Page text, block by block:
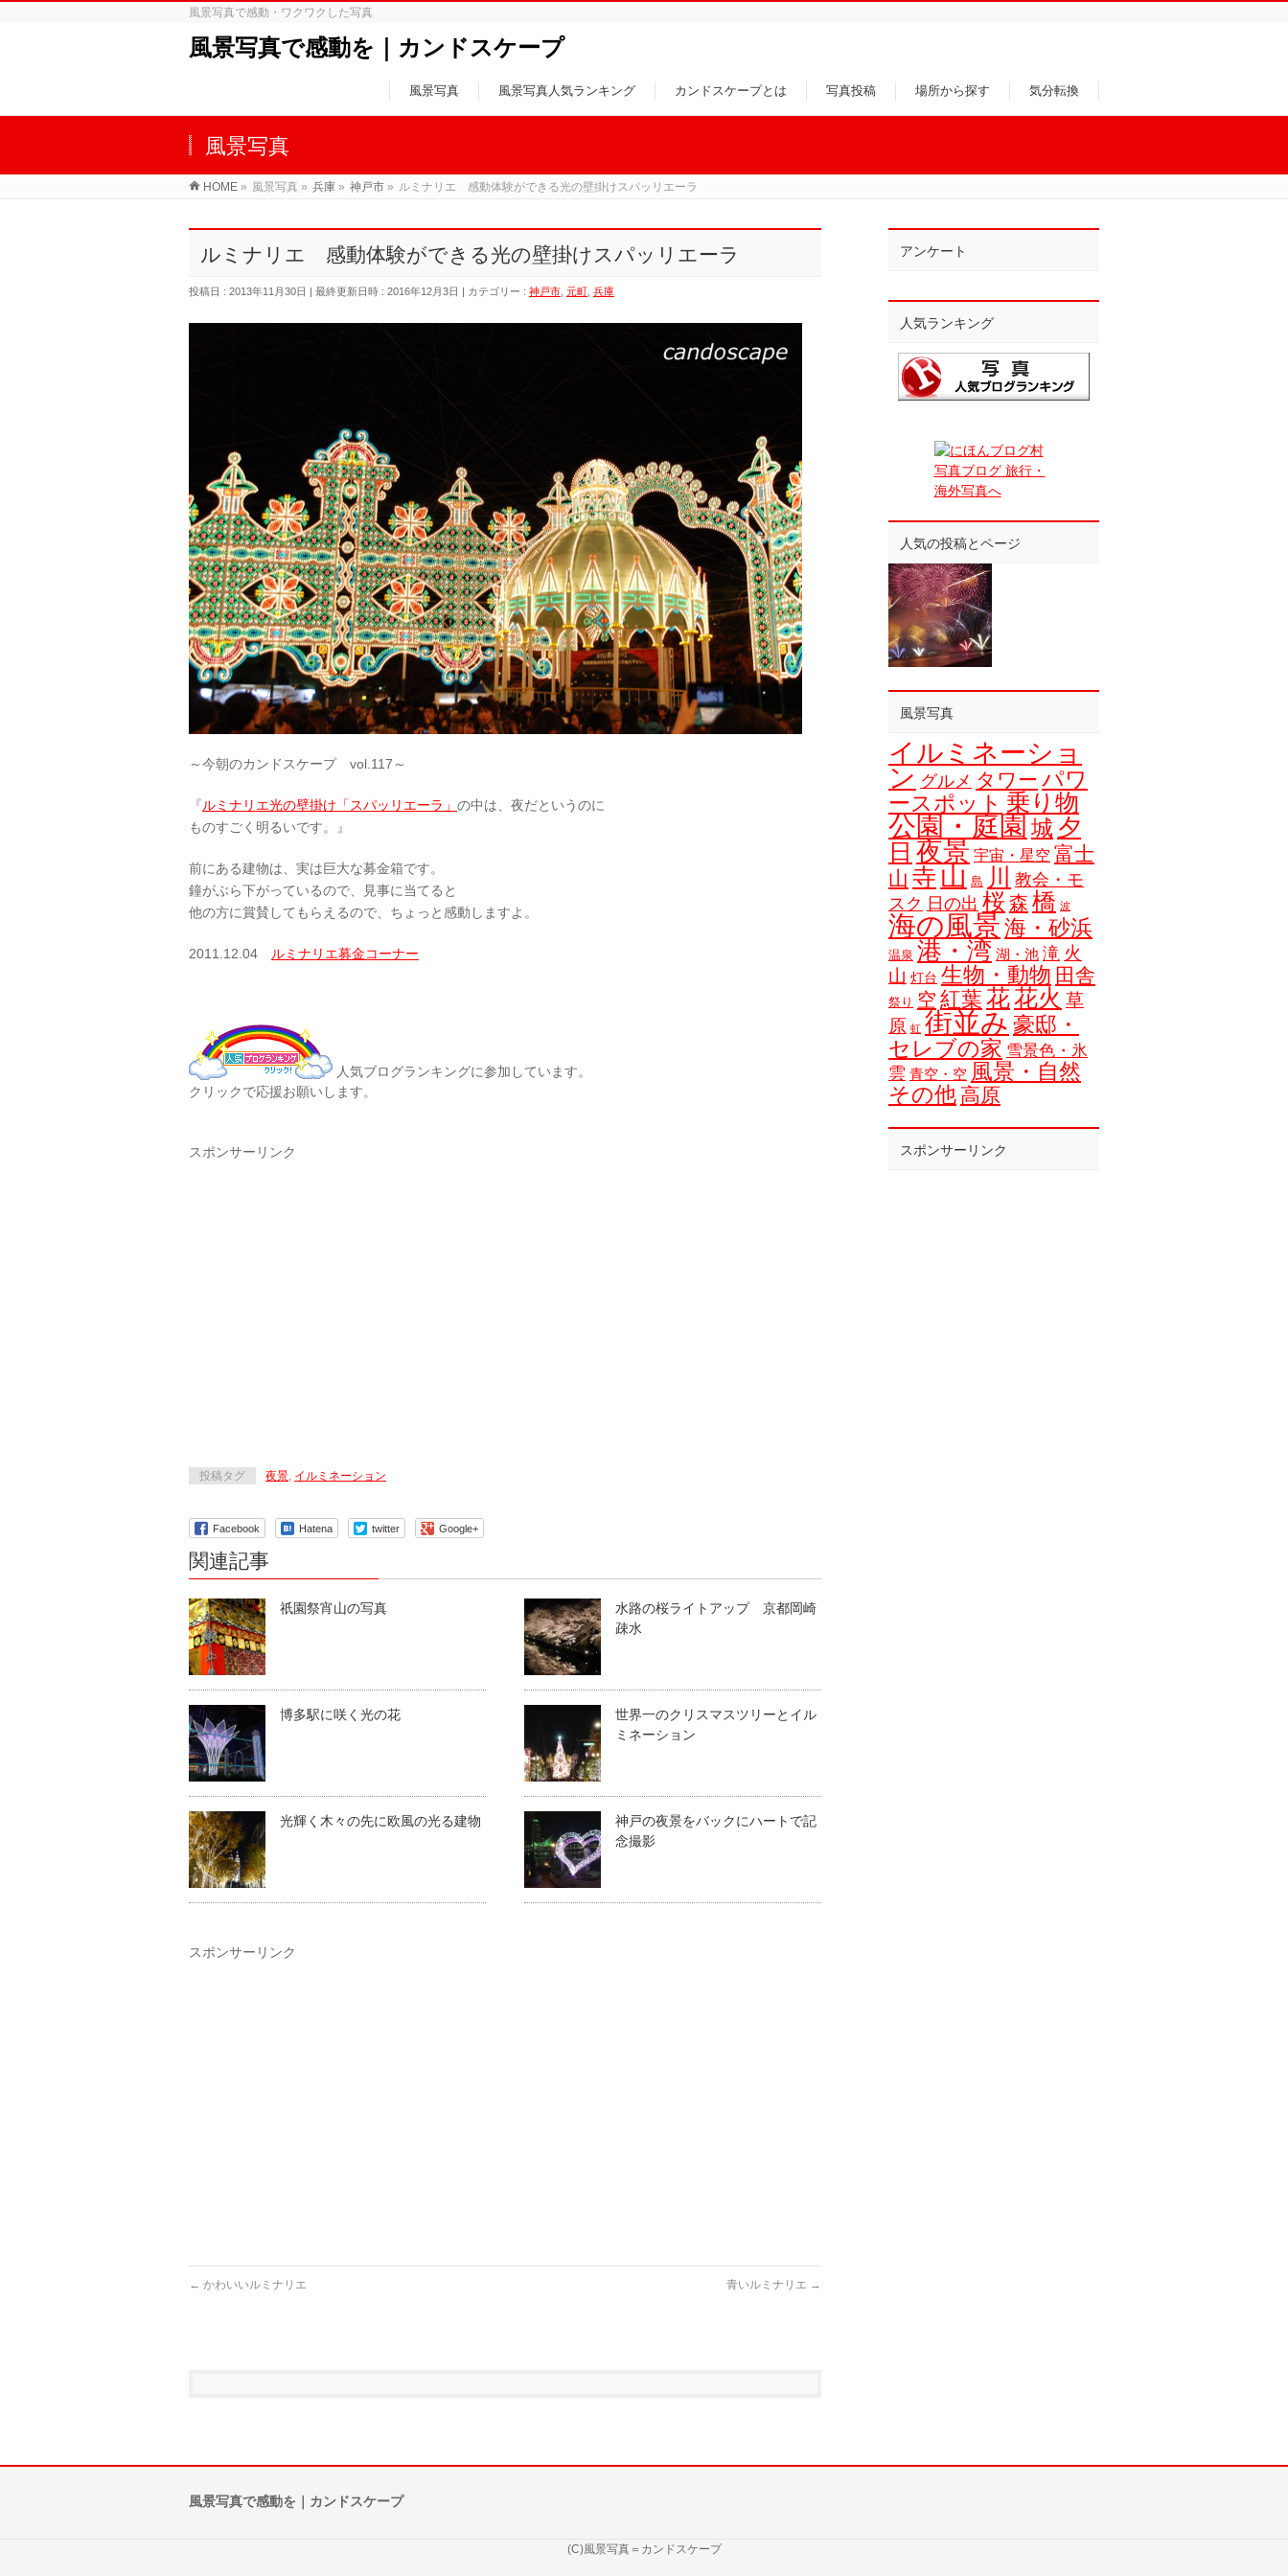
風景写真で感動・ワクワクした写真
風景写真で感動を｜カンドスケープ
風景写真 風景写真人気ランキング カンドスケープとは 写真投稿 場所から探す 気分転換
風景写真
HOME » 風景写真 » 兵庫 » 神戸市 » ルミナリエ 感動体験ができる光の壁掛けスパッリエーラ
ルミナリエ 感動体験ができる光の壁掛けスパッリエーラ
投稿日 : 2013年11月30日 最終更新日時 : 2016年12月3日 カテゴリー : 神戸市 元町 兵庫
～今朝のカンドスケープ vol.117～
『ルミナリエ光の壁掛け「スパッリエーラ」 の中は、夜だというのに
ものすごく明るいです。』
前にある建物は、実は巨大な募金箱です。
鐘がぶら下がっているので、見事に当てると
他の方に賞賛してもらえるので、ちょっと感動しますよ。
2011.12.04 ルミナリエ募金コーナー
人気ブログランキングに参加しています。
クリックで応援お願いします。
スポンサーリンク
投稿タグ 夜景, イルミネーション
Facebook Hatena twitter Google+
関連記事
祇園祭宵山の写真
水路の桜ライトアップ 京都岡崎
疎水
博多駅に咲く光の花
世界一のクリスマスツリーとイル
ミネーション
光輝く木々の先に欧風の光る建物
神戸の夜景をバックにハートで記
念撮影
スポンサーリンク
← かわいいルミナリエ 青いルミナリエ →
アンケート
人気ランキング
人気の投稿とページ
風景写真
イルミネーショ
ン グルメ タワー パワ
ースポット 乗り物
公園・庭園 城 夕
日 夜景 宇宙・星空 富士
山 寺 山 島 川
教会・モ
スク 日の出 桜森 橋 波
海の風景海・砂浜
温泉 港・湾 湖・池 滝 火
山 灯台 生物・動物 田舎
祭り 空 紅葉 花花火 草
原 虹 街並み 豪邸・
セレブの家 雪景色・氷
雲 青空・空 風景・自然
その他 高原
スポンサーリンク
風景写真で感動を｜カンドスケープ
(C)風景写真＝カンドスケープ